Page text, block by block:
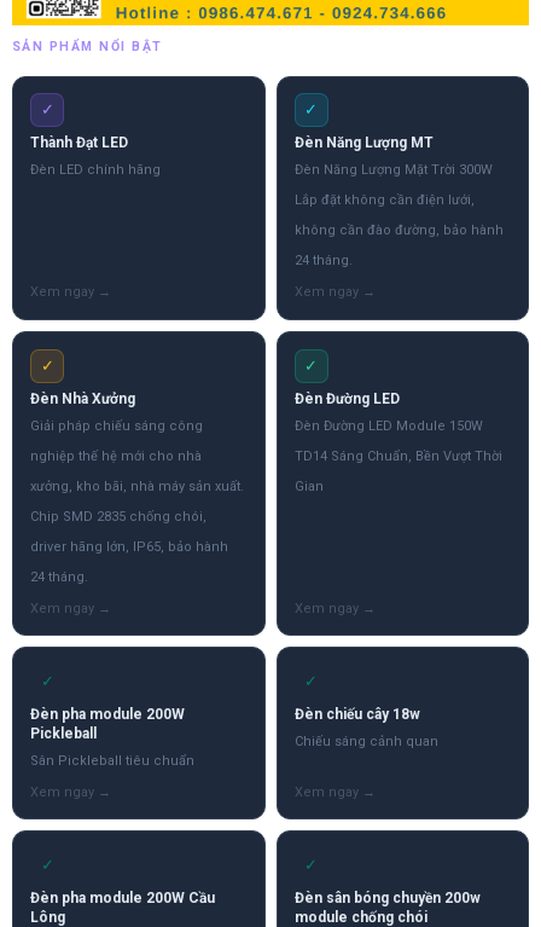
SẢN PHẨM NỔI BẬT
✓
Thành Đạt LED
Đèn LED chính hãng
✓
Đèn Năng Lượng MT
Đèn Năng Lượng Mặt Trời 300W
Lắp đặt không cần điện lưới,
không cần đào đường, bảo hành
24 tháng.
✓
Đèn Nhà Xưởng
Giải pháp chiếu sáng công
nghiệp thế hệ mới cho nhà
xưởng, kho bãi, nhà máy sản xuất.
Chip SMD 2835 chống chói,
driver hãng lớn, IP65, bảo hành
24 tháng.
✓
Đèn Đường LED
Đèn Đường LED Module 150W
TD14 Sáng Chuẩn, Bền Vượt Thời
Gian
✓
Đèn pha module 200W
Pickleball
Sân Pickleball tiêu chuẩn
✓
Đèn chiếu cây 18w
Chiếu sáng cảnh quan
✓
Đèn pha module 200W Cầu
Lông
✓
Đèn sân bóng chuyền 200w
module chống chói